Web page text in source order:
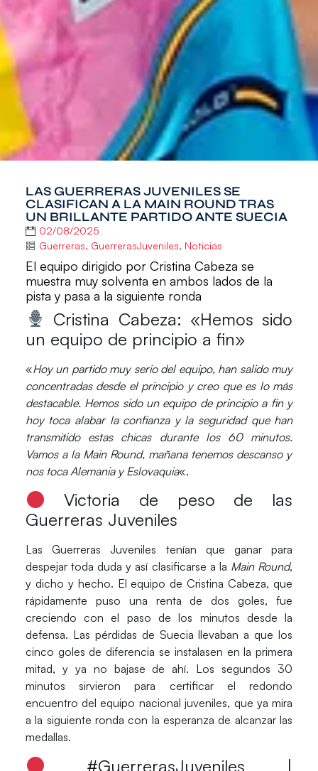
LAS GUERRERAS JUVENILES SE
CLASIFICAN A LA MAIN ROUND TRAS
UN BRILLANTE PARTIDO ANTE SUECIA
02/08/2025
Guerreras, GuerrerasJuveniles, Noticias
El equipo dirigido por Cristina Cabeza se
muestra muy solventa en ambos lados de la
pista y pasa a la siguiente ronda
Cristina Cabeza: «Hemos sido
un equipo de principio a fin»
«Hoy un partido muy serio del equipo, han salido muy
concentradas desde el principio y creo que es lo más
destacable. Hemos sido un equipo de principio a fin y
hoy toca alabar la confianza y la seguridad que han
transmitido estas chicas durante los 60 minutos.
Vamos a la Main Round, mañana tenemos descanso y
nos toca Alemania y Eslovaquia«.
Victoria de peso de las
Guerreras Juveniles
LasGuerreras Juveniles tenían que ganar para
despejar toda duda y así clasificarse a la Main Round,
y dicho y hecho. El equipo deCristina Cabeza, que
rápidamente puso una renta de dos goles, fue
creciendo con el paso de los minutos desde la
defensa. Las pérdidas de Suecia llevaban a que los
cinco goles de diferencia se instalasen en la primera
mitad, y ya no bajase de ahí. Los segundos 30
minutos sirvieron para certificar el redondo
encuentro del equipo nacional juveniles, que ya mira
a la siguiente ronda con la esperanza de alcanzar las
medallas.
#GuerrerasJuveniles |